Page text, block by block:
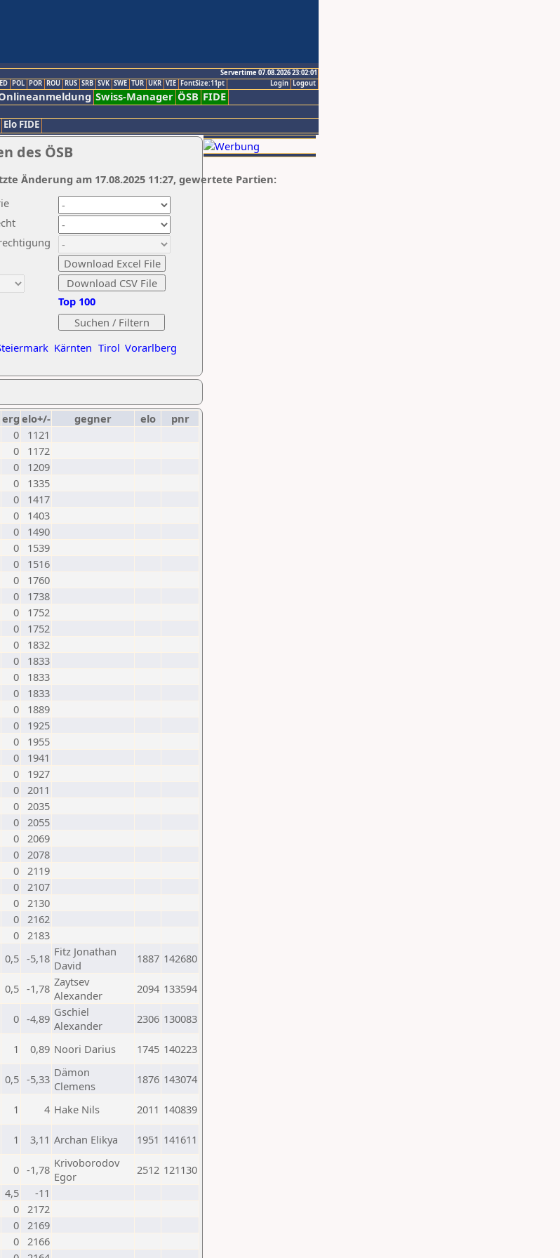
Servertime 07.08.2026 23:02:01
Logout
Login
POL POR ROU RUS SRB SVK SWE TUR UKR VIE FontSize:11pt
Swiss-Manager ÖSB FIDE
Elo FIDE
des ÖSB
Kärnten Tirol Vorarlberg
Top 100
Änderung am 17.08.2025 11:27, gewertete Partien:
erg elo+/- gegner elo
pnr
0
1121
0
1172
0
1209
0
1335
0
1417
0
1403
0
1490
0
1539
0
1516
0
1760
0
1738
0
1752
0
1752
0
1832
0
1833
0
1833
0
1833
0
1889
0
1925
0
1955
0
1941
0
1927
0 2011
0 2035
0 2055
0 2069
0 2078
0 2119
0 2107
0 2130
0 2162
0 2183
0,5 -5,18 Fitz Jonathan
David
1887 142680
0,5 -1,78 Zaytsev
Alexander
2094 133594
0 -4,89 Gschiel
Alexander
2306 130083
1 0,89 Noori Darius 1745 140223
0,5 -5,33 Dämon
Clemens
1876 143074
1 4 Hake Nils 2011 140839
1 3,11 Archan Elikya 1951 141611
0 -1,78 Krivoborodov
Egor
2512 121130
4,5
-11
0 2172
0 2169
0 2166